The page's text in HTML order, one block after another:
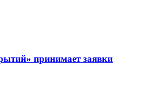
принимает заявки